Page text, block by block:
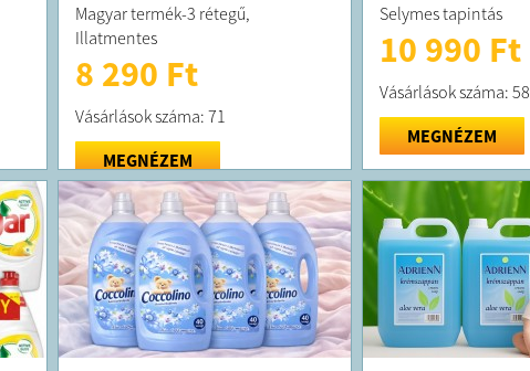
Magyar termék-3 rétegű,
Illatmentes
8 290 Ft
Vásárlások száma: 71
MEGNÉZEM
Selymes tapintás
10 990 Ft
Vásárlások száma: 58
MEGNÉZEM